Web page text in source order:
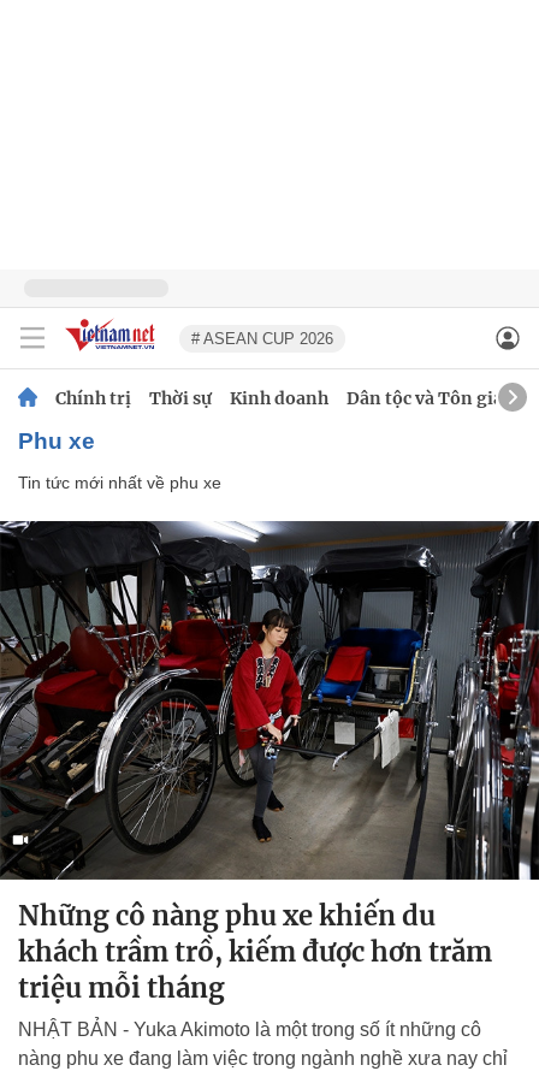
# ASEAN CUP 2026
Chính trị Thời sự Kinh doanh Dân tộc và Tôn giáo
phu xe
Tin tức mới nhất về phu xe
Những cô nàng phu xe khiến du
khách trầm trồ, kiếm được hơn trăm
triệu mỗi tháng
NHẬT BẢN - Yuka Akimoto là một trong số ít những cô
nàng phu xe đang làm việc trong ngành nghề xưa nay chỉ